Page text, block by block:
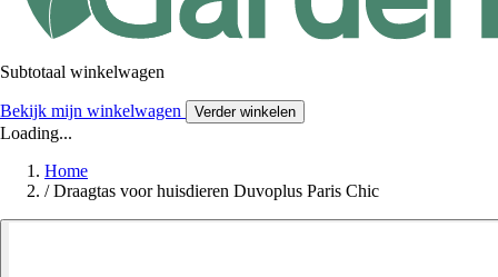
Subtotaal winkelwagen
Bekijk mijn winkelwagen Verder winkelen
Loading...
Home
/ Draagtas voor huisdieren Duvoplus Paris Chic